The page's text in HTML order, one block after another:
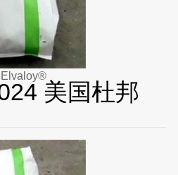
Elvaloy®
美国杜邦